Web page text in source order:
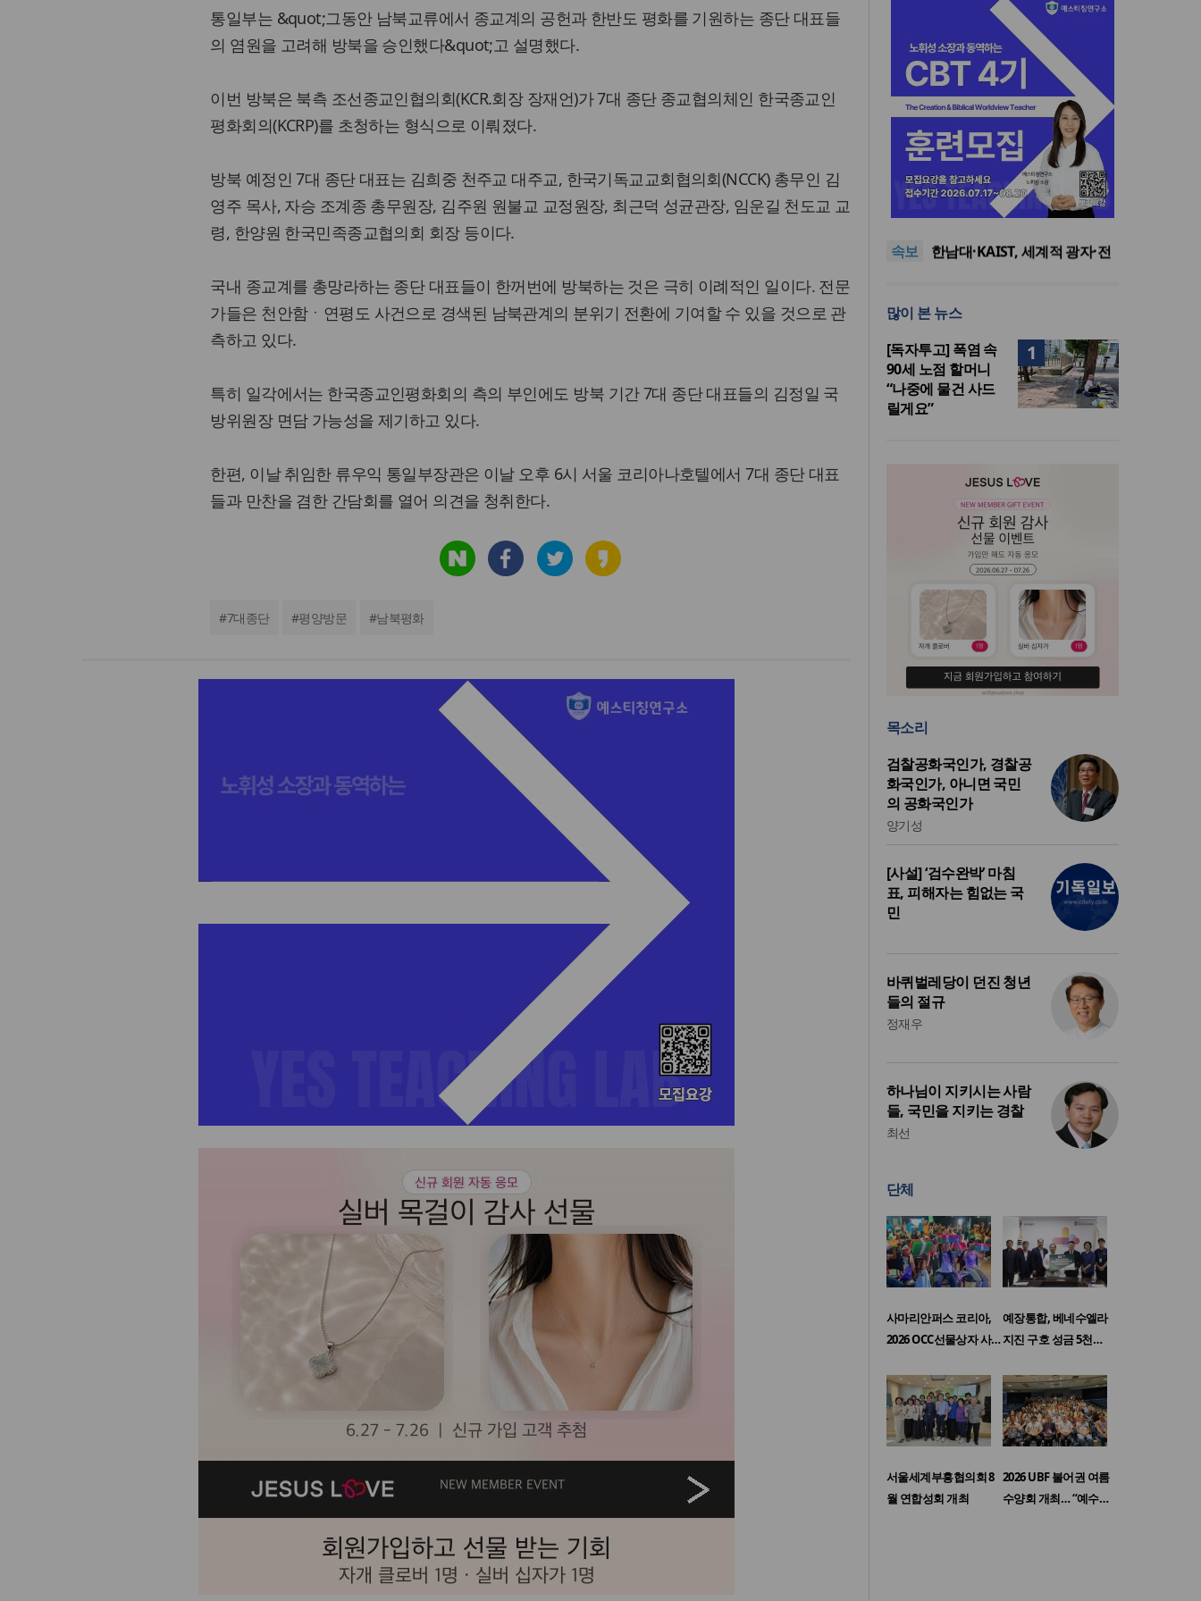
통일부는 &quot;그동안 남북교류에서 종교계의 공헌과 한반도 평화를 기원하는 종단 대표들
의 염원을 고려해 방북을 승인했다&quot;고 설명했다.
이번 방북은 북측 조선종교인협의회(KCR.회장 장재언)가 7대 종단 종교협의체인 한국종교인
평화회의(KCRP)를 초청하는 형식으로 이뤄졌다.
방북 예정인 7대 종단 대표는 김희중 천주교 대주교, 한국기독교교회협의회(NCCK) 총무인 김
영주 목사, 자승 조계종 총무원장, 김주원 원불교 교정원장, 최근덕 성균관장, 임운길 천도교 교
령, 한양원 한국민족종교협의회 회장 등이다.
국내 종교계를 총망라하는 종단 대표들이 한꺼번에 방북하는 것은 극히 이례적인 일이다. 전문
가들은 천안함ㆍ연평도 사건으로 경색된 남북관계의 분위기 전환에 기여할 수 있을 것으로 관
측하고 있다.
특히 일각에서는 한국종교인평화회의 측의 부인에도 방북 기간 7대 종단 대표들의 김정일 국
방위원장 면담 가능성을 제기하고 있다.
한편, 이날 취임한 류우익 통일부장관은 이날 오후 6시 서울 코리아나호텔에서 7대 종단 대표
들과 만찬을 겸한 간담회를 열어 의견을 청취한다.
#7대종단 #평양방문 #남북평화
속보
느헤미야 연합기도회, ‘왕의 기
도’로 나라·한국교회·다음세대
세기총 “자유를 지키며 하나 된
시장 담은 로컬 매거진 ‘포항집’
한남대·KAIST, 세계적 광자·전
도’로 나라·한국교회·다음세대
세기총 “자유를 지키며 하나 된
희망의 미래를 향하여”
많이 본 뉴스
1
[독자투고] 폭염 속
90세 노점 할머니
“나중에 물건 사드
릴게요”
목소리
검찰공화국인가, 경찰공
화국인가, 아니면 국민
의 공화국인가
양기성
[사설] ‘검수완박’ 마침
표, 피해자는 힘없는 국
민
바퀴벌레당이 던진 청년
들의 절규
정재우
하나님이 지키시는 사람
들, 국민을 지키는 경찰
최선
단체
사마리안퍼스 코리아,
2026 OCC선물상자 사…
예장통합, 베네수엘라
지진 구호 성금 5천…
서울세계부흥협의회 8
월 연합성회 개최
2026 UBF 불어권 여름
수양회 개최… “예수…